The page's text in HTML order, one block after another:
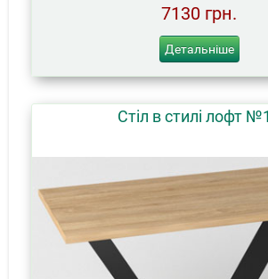
7130 грн.
Детальніше
Стіл в стилі лофт